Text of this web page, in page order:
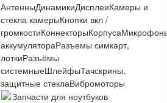
АнтенныДинамикиДисплеиКамеры и
стекла камерыКнопки вкл /
громкостиКоннекторыКорпусаМикрофоны
аккумулятораРазъемы симкарт,
лоткиРазъёмы
системныеШлейфыТачскрины,
защитные стеклаВибромоторы
Запчасти для ноутбуков